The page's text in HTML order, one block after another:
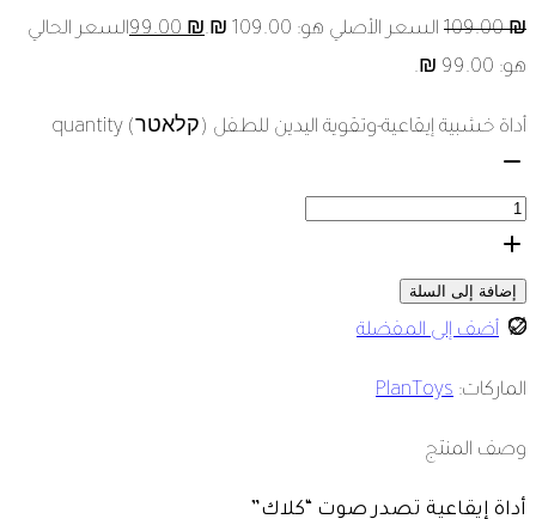
109.00₪ السعر الأصلي هو: 109.00 ₪. 99.00₪
السعر الحالي
هو: 99.00 ₪.
أداة خشبية إيقاعية-وتقوية اليدين للطفل (קלאטר) quantity
إضافة إلى السلة
أضف إلى المفضلة
الماركات: PlanToys
وصف المنتج
أداة إيقاعية تصدر صوت “كلاك”